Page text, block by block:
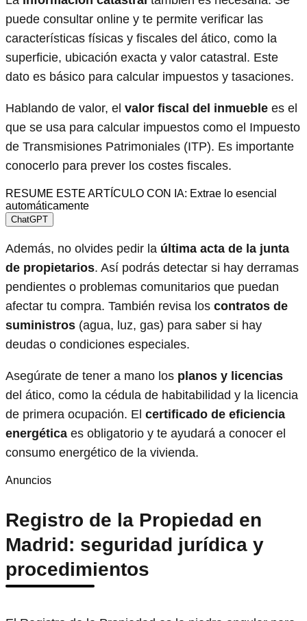
puede consultar online y te permite verificar las
características físicas y fiscales del ático, como la
superficie, ubicación exacta y valor catastral. Este
dato es básico para calcular impuestos y tasaciones.
Hablando de valor, el valor fiscal del inmueble es el
que se usa para calcular impuestos como el Impuesto
de Transmisiones Patrimoniales (ITP). Es importante
conocerlo para prever los costes fiscales.
RESUME ESTE ARTÍCULO CON IA: Extrae lo esencial
automáticamente
ChatGPT
Además, no olvides pedir la última acta de la junta
de propietarios. Así podrás detectar si hay derramas
pendientes o problemas comunitarios que puedan
afectar tu compra. También revisa los contratos de
suministros (agua, luz, gas) para saber si hay
deudas o condiciones especiales.
Asegúrate de tener a mano los planos y licencias
del ático, como la cédula de habitabilidad y la licencia
de primera ocupación. El certificado de eficiencia
energética es obligatorio y te ayudará a conocer el
consumo energético de la vivienda.
Anuncios
Registro de la Propiedad en
Madrid: seguridad jurídica y
procedimientos